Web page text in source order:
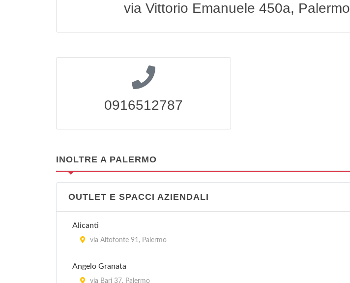
via Vittorio Emanuele 450a, Palermo
0916512787
INOLTRE A PALERMO
OUTLET E SPACCI AZIENDALI
Alicanti
via Altofonte 91, Palermo
Angelo Granata
via Bari 37, Palermo